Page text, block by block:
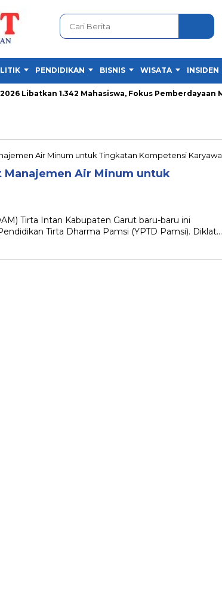
PENDIDIKAN BISNIS WISATA INSIDEN
Libatkan 1.342 Mahasiswa, Fokus Pemberdayaan
Manajemen Air Minum untuk
Tirta Intan Kabupaten Garut baru-baru ini
Tirta Dharma Pamsi (YPTD Pamsi). Diklat…